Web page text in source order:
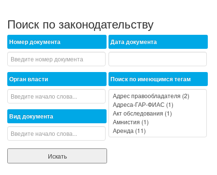
Поиск по законодательству
Номер документа
Орган власти
Вид документа
Дата документа
Поиск по имеющимся тегам